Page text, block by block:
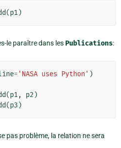
(p1)
le paraître dans lesPublications:
= 'NASA uses Python' )
(p1, p2 )
(p3 )
pas problème, la relation ne sera